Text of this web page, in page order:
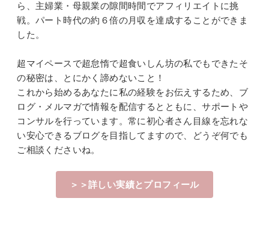
ら、主婦業・母親業の隙間時間でアフィリエイトに挑
戦。パート時代の約６倍の月収を達成することができま
した。
超マイペースで超怠惰で超食いしん坊の私でもできたそ
の秘密は、とにかく諦めないこと！
これから始めるあなたに私の経験をお伝えするため、ブ
ログ・メルマガで情報を配信するとともに、サポートや
コンサルを行っています。常に初心者さん目線を忘れな
い安心できるブログを目指してますので、どうぞ何でも
ご相談くださいね。
＞＞詳しい実績とプロフィール